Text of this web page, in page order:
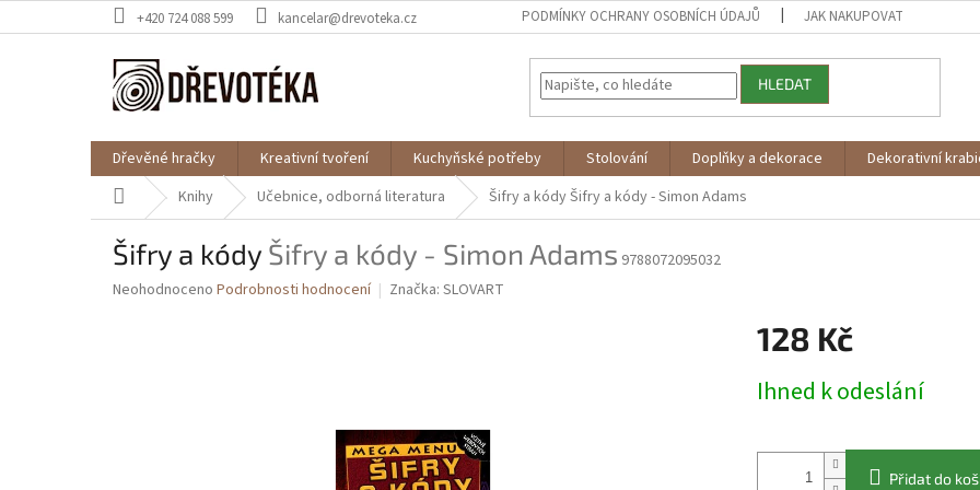
na
+420 724 088 599 kancelar@drevoteka.cz PODMÍNKY OCHRANY OSOBNÍCH ÚDAJŮ JAK NAKUPOVAT
HLEDAT
Dřevěné hračky Kreativní tvoření Kuchyňské potřeby Stolování Doplňky a dekorace Dekorativní
Domů Knihy Učebnice, odborná literatura Šifry a kódyŠifry a kódy - Simon Adams
Šifry a kódy Šifry a kódy - Simon Adams 9788072095032
Průměrné
Neohodnoceno Podrobnosti hodnocení Značka: SLOVART
128 Kč
cena:
Ihned k odeslání
Přidat do